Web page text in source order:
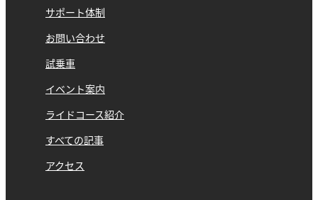
サポート体制
お問い合わせ
試乗車
イベント案内
ライドコース紹介
すべての記事
アクセス